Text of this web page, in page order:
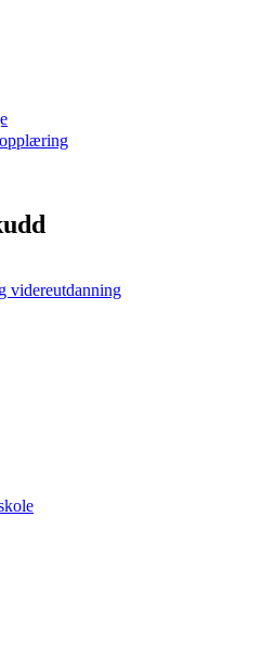
videreutdanning